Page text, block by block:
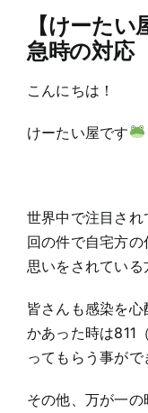
【けーた
急時の対応
こんにちは！
けーたい屋です
世界中で注目さ
回の件で自宅方
思いをされている
皆さんも感染を
かあった時は811
ってもらう事がで
その他、万が一